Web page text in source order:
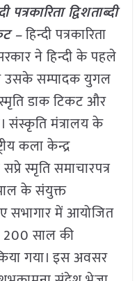
पत्रकारिता द्विशताब्दी
–हिन्दी पत्रकारिता
ने हिन्दी के पहले
उसके सम्पादक युगल
डाक टिकट और
संस्कृति मंत्रालय के
कला केन्द्र
स्मृति समाचारपत्र
के संयुक्त
सभागार में आयोजित
के 200 साल की
गया। इस अवसर